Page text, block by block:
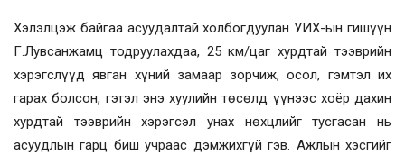
Хэлэлцэж байгаа асуудалтай холбогдуулан УИХ-ын гишүүн
Г.Лувсанжамц тодруулахдаа, 25 км/цаг хурдтай тээврийн
хэрэгслүүд явган хүний замаар зорчиж, осол, гэмтэл их
гарах болсон, гэтэл энэ хуулийн төсөлд үүнээс хоёр дахин
хурдтай тээврийн хэрэгсэл унах нөхцлийг тусгасан нь
асуудлын гарц биш учраас дэмжихгүй гэв. Ажлын хэсгийг